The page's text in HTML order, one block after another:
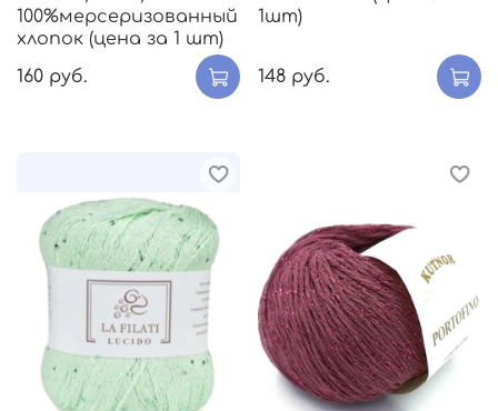
100%мерсеризованный
хлопок (цена за 1 шт)
160 руб.
1шт)
148 руб.